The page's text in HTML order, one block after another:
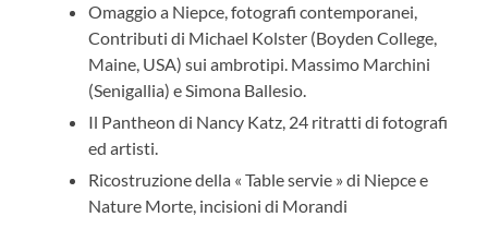
Omaggio a Niepce, fotografi contemporanei,
Contributi di Michael Kolster (Boyden College,
Maine, USA) sui ambrotipi. Massimo Marchini
(Senigallia) e Simona Ballesio.
Il Pantheon di Nancy Katz, 24 ritratti di fotografi
ed artisti.
Ricostruzione della « Table servie » di Niepce e
Nature Morte, incisioni di Morandi